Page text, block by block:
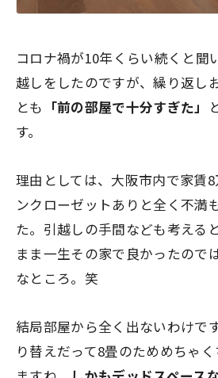
コロナ禍が10年くらい続くと聞
越しをしたのですが、繰り返し
とも 「前の部屋で十分すぎた」
す。
理由としては、大阪市内で家賃
ンクローゼットありと全く不満
た。引越しの手間なども考える
まま一生その家で良かったので
なところ。笑
結局部屋から全く出ないわけで
り替えだって8畳のためめちゃ